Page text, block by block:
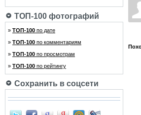
ТОП-100 фотографий
» ТОП-100 по дате
» ТОП-100 по комментариям
» ТОП-100 по просмотрам
» ТОП-100 по рейтингу
Сохранить в соцсети